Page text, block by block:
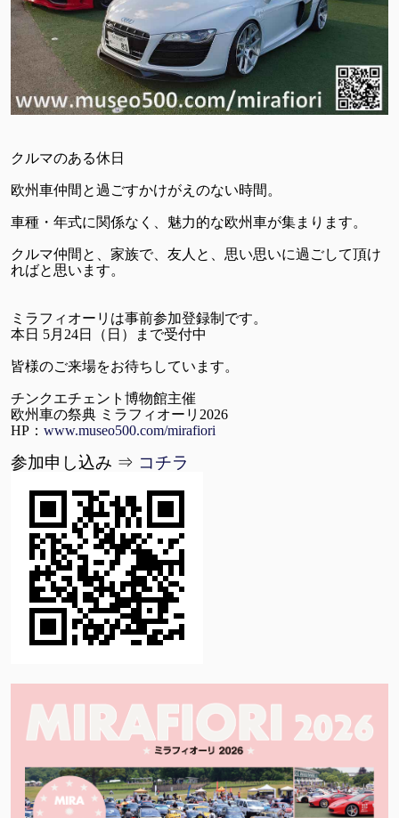
クルマのある休日
欧州車仲間と過ごすかけがえのない時間。
車種・年式に関係なく、魅力的な欧州車が集まります。
クルマ仲間と、家族で、友人と、思い思いに過ごして頂け
ればと思います。
ミラフィオーリは事前参加登録制です。
本日 5月24日（日）まで受付中
皆様のご来場をお待ちしています。
チンクエチェント博物館主催
欧州車の祭典 ミラフィオーリ2026
HP： www.museo500.com/mirafiori
参加申し込み ⇒ コチラ